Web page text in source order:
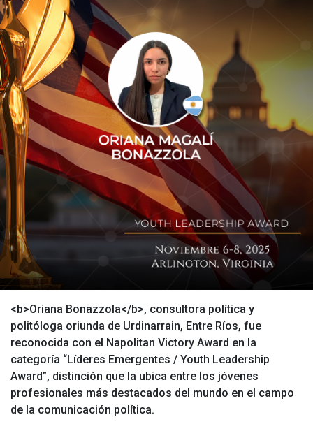
<b>Oriana Bonazzola</b>, consultora política y
politóloga oriunda de Urdinarrain, Entre Ríos, fue
reconocida con el Napolitan Victory Award en la
categoría “Líderes Emergentes / Youth Leadership
Award”, distinción que la ubica entre los jóvenes
profesionales más destacados del mundo en el campo
de la comunicación política.